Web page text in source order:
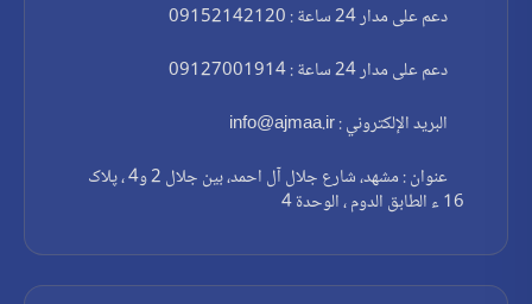
دعم على مدار 24 ساعة : 09152142120
دعم على مدار 24 ساعة : 09127001914
البريد الإلكتروني : info@ajmaa.ir
عنوان : مشهد، شارع جلال آل احمد، بين جلال 2 و4 ، پلاک
16 ء الطابق الدوم ، الوحدة 4